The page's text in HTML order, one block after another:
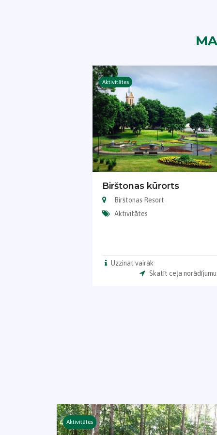
Aktivitātes
Birštonas kūrorts
Birštonas Resort
Aktivitātes
Uzzināt vairāk
Skatīt ceļa
Aktivitātes